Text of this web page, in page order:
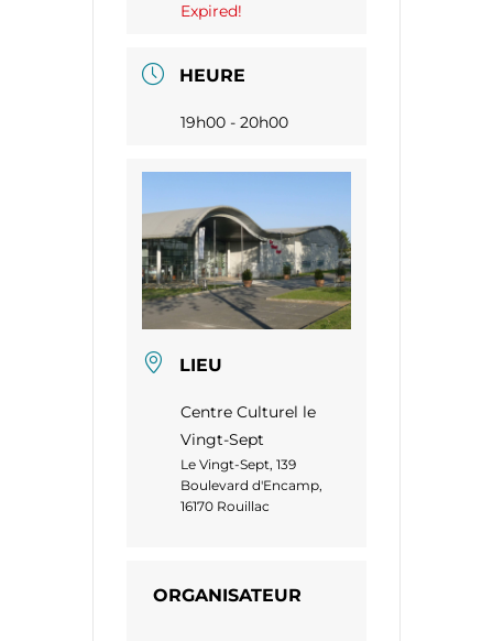
Expired!
HEURE
19h00 - 20h00
LIEU
Centre Culturel le
Vingt-Sept
Le Vingt-Sept, 139
Boulevard d'Encamp,
16170 Rouillac
ORGANISATEUR